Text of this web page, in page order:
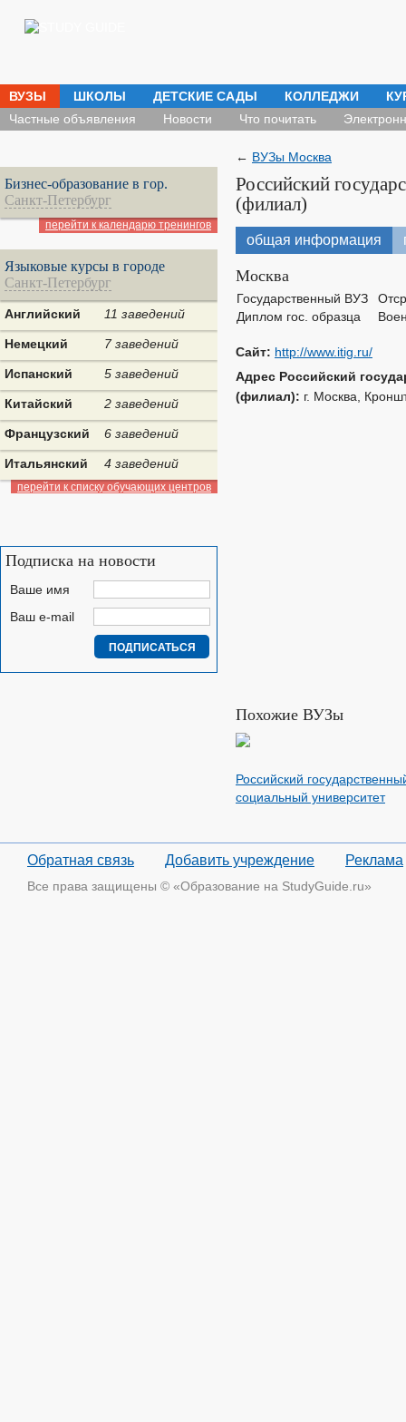
ВУЗЫ ШКОЛЫ ДЕТСКИЕ САДЫ КОЛЛЕДЖИ
Частные объявления
Новости Что почитать
← ВУЗы Москва
Российский
(филиал)
общая информация
Москва
Государственный ВУЗ
Диплом гос. образца
Сайт: http://www.itig.ru/
Адрес Российский
(филиал): г. Москва,
Похожие ВУЗы
Российский
социальный университет
Бизнес-образование в гор.
Санкт-Петербург
перейти к календарю тренингов
Языковые курсы в городе
Санкт-Петербург
Английский 11 заведений
Немецкий 7 заведений
Испанский 5 заведений
Китайский 2 заведений
Французский 6 заведений
Итальянский 4 заведений
перейти к списку обучающих центров
Подписка на новости
Ваше имя
Ваш e-mail
Обратная связь Добавить учреждение Реклама
Все права защищены © «Образование на StudyGuide.ru»